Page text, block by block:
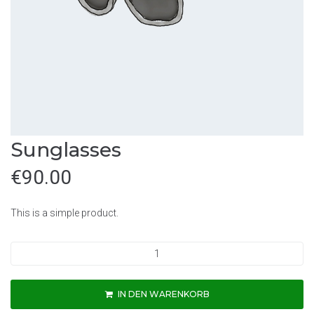
Sunglasses
€90.00
This is a simple product.
IN DEN WARENKORB